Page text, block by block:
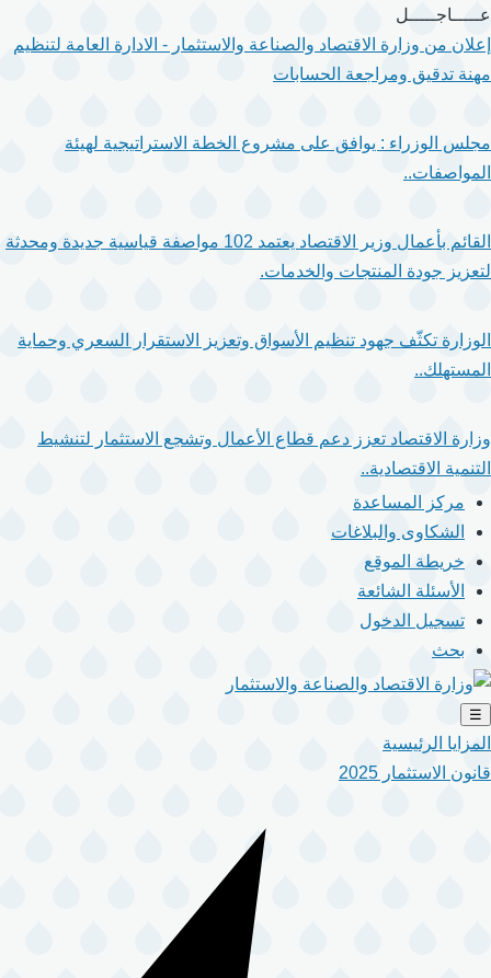
تجاوز
إلى
المحتوى
عـــــاجـــــل
إعلان من وزارة الاقتصاد والصناعة والاستثمار - الادارة العامة لتنظيم
مهنة تدقيق ومراجعة الحسابات
مجلس الوزراء : يوافق على مشروع الخطة الاستراتيجية لهيئة
المواصفات..
القائم بأعمال وزير الاقتصاد يعتمد 102 مواصفة قياسية جديدة ومحدثة
لتعزيز جودة المنتجات والخدمات.
الوزارة تكثّف جهود تنظيم الأسواق وتعزيز الاستقرار السعري وحماية
المستهلك..
وزارة الاقتصاد تعزز دعم قطاع الأعمال وتشجع الاستثمار لتنشيط
التنمية الاقتصادية..
مركز المساعدة
الشكاوى والبلاغات
خريطة الموقع
الأسئلة الشائعة
تسجيل الدخول
بحث
☰
المزايا الرئيسية
قانون الاستثمار 2025